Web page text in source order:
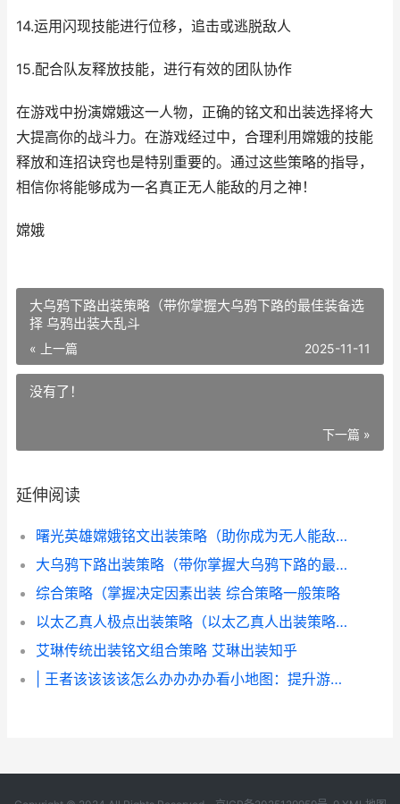
14.运用闪现技能进行位移，追击或逃脱敌人
15.配合队友释放技能，进行有效的团队协作
在游戏中扮演嫦娥这一人物，正确的铭文和出装选择将大
大提高你的战斗力。在游戏经过中，合理利用嫦娥的技能
释放和连招诀窍也是特别重要的。通过这些策略的指导，
相信你将能够成为一名真正无人能敌的月之神！
嫦娥
大乌鸦下路出装策略（带你掌握大乌鸦下路的最佳装备选
择 乌鸦出装大乱斗
« 上一篇 2025-11-11
没有了！
下一篇 »
延伸阅读
曙光英雄嫦娥铭文出装策略（助你成为无人能敌月之神 曙光英雄嫦娥星盘
大乌鸦下路出装策略（带你掌握大乌鸦下路的最佳装备选择 乌鸦出装大乱斗
综合策略（掌握决定因素出装 综合策略一般策略
以太乙真人极点出装策略（以太乙真人出装策略 太乙真人技能介绍视频
艾琳传统出装铭文组合策略 艾琳出装知乎
| 王者该该该该怎么办办办办看小地图：提升游戏胜率的关键技能